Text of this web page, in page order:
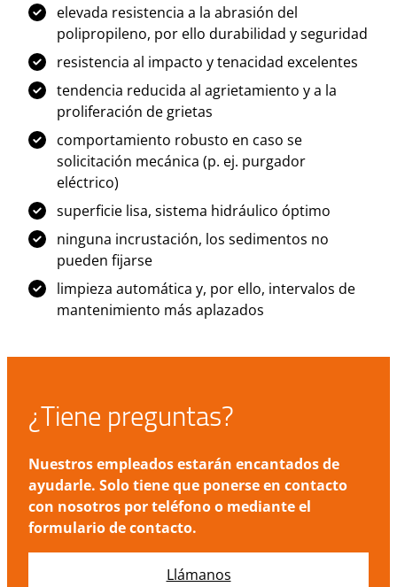
elevada resistencia a la abrasión del
polipropileno, por ello durabilidad y seguridad
resistencia al impacto y tenacidad excelentes
tendencia reducida al agrietamiento y a la
proliferación de grietas
comportamiento robusto en caso se
solicitación mecánica (p. ej. purgador
eléctrico)
superficie lisa, sistema hidráulico óptimo
ninguna incrustación, los sedimentos no
pueden fijarse
limpieza automática y, por ello, intervalos de
mantenimiento más aplazados
¿Tiene preguntas?
Nuestros empleados estarán encantados de
ayudarle. Solo tiene que ponerse en contacto
con nosotros por teléfono o mediante el
formulario de contacto.
Llámanos